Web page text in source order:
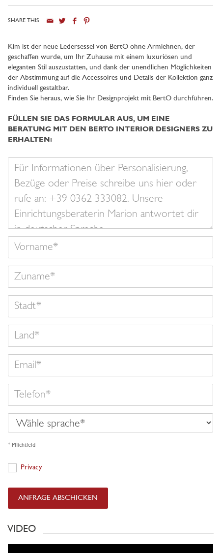
SHARE THIS
Kim ist der neue Ledersessel von BertO ohne Armlehnen, der
geschaffen wurde, um Ihr Zuhause mit einem luxuriösen und
eleganten Stil auszustatten, und dank der unendlichen Möglichkeiten
der Abstimmung auf die Accessoires und Details der Kollektion ganz
individuell gestaltbar.
Finden Sie heraus, wie Sie Ihr Designprojekt mit BertO durchführen.
FÜLLEN SIE DAS FORMULAR AUS, UM EINE
BERATUNG MIT DEN BERTO INTERIOR DESIGNERS ZU
ERHALTEN:
Nachricht
Wähle
sprache
* Pflichtfeld
Privacy
Privacy
ANFRAGE ABSCHICKEN
VIDEO